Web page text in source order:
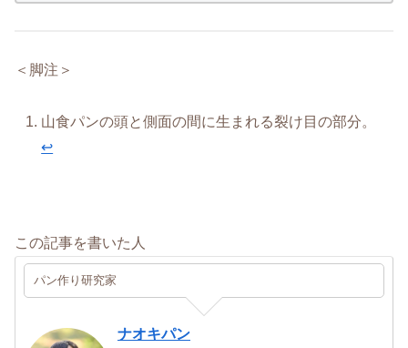
＜脚注＞
山食パンの頭と側面の間に生まれる裂け目の部分。
↩︎
この記事を書いた人
パン作り研究家
ナオキパン